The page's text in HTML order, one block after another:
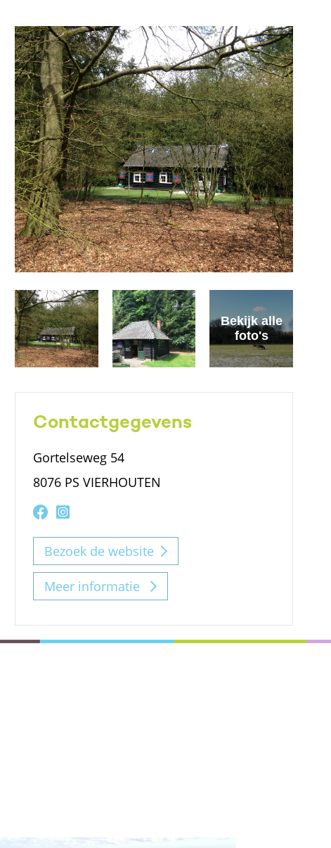
Bekijk alle
foto's
Contactgegevens
Gortelseweg 54
8076 PS VIERHOUTEN
Bezoek de website
Meer informatie